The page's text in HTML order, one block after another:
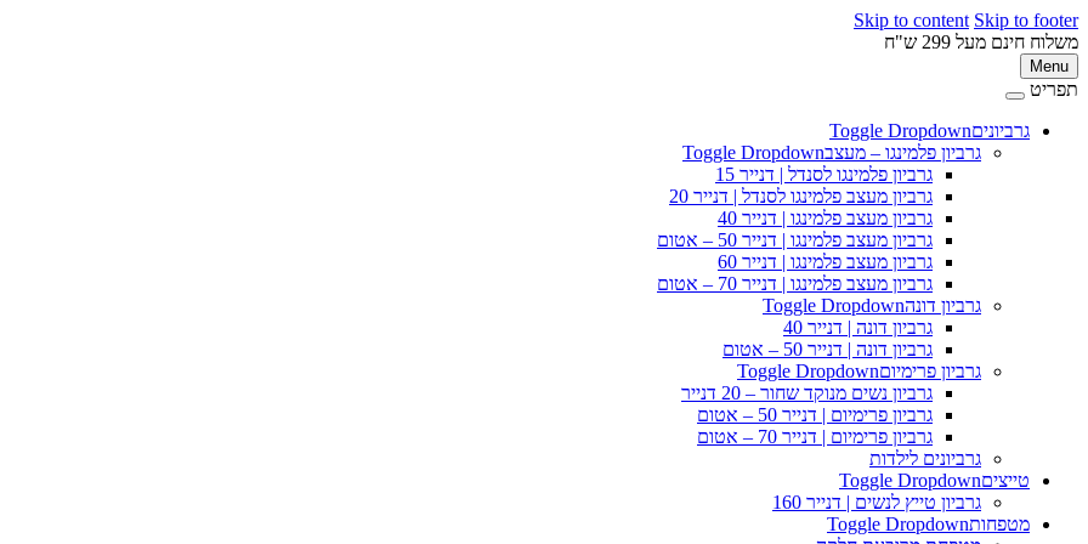
Skip to content Skip to footer
משלוח חינם מעל 299 ש"ח
Menu
תפריט
גרביוניםToggle Dropdown
גרביון פלמינגו – מעצבToggle Dropdown
גרביון פלמינגו לסנדל | דנייר 15
גרביון מעצב פלמינגו לסנדל | דנייר 20
גרביון מעצב פלמינגו | דנייר 40
גרביון מעצב פלמינגו | דנייר 50 – אטום
גרביון מעצב פלמינגו | דנייר 60
גרביון מעצב פלמינגו | דנייר 70 – אטום
גרביון דונהToggle Dropdown
גרביון דונה | דנייר 40
גרביון דונה | דנייר 50 – אטום
גרביון פרימיוםToggle Dropdown
גרביון נשים מנוקד שחור – 20 דנייר
גרביון פרימיום | דנייר 50 – אטום
גרביון פרימיום | דנייר 70 – אטום
גרביונים לילדות
טייציםToggle Dropdown
גרביון טייץ לנשים | דנייר 160
מטפחותToggle Dropdown